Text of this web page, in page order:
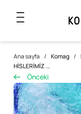
Ana sayfa / Komag /
HİSLERİMİZ ...
Önceki